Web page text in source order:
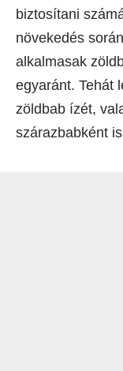
biztosítani
növekedés
alkalmasak
egyaránt. Tehát
zöldbab ízét,
szárazbabként